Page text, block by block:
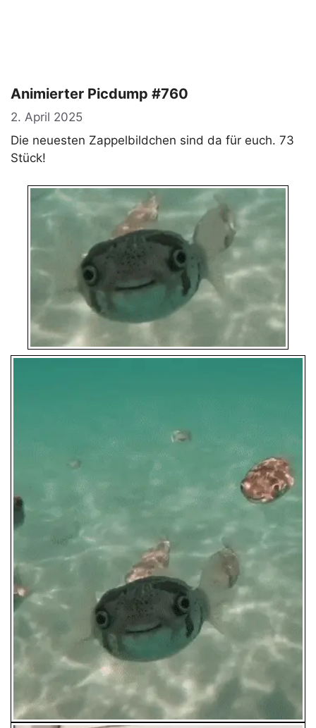
Animierter Picdump #760
2. April 2025
Die neuesten Zappelbildchen sind da für euch. 73
Stück!